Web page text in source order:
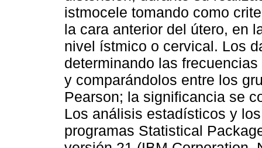
istmocele tomando como
la cara anterior del útero, en
nivel ístmico o cervical. Los
determinando las
y comparándolos entre los
Pearson; la significancia se
Los análisis estadísticos y
programas Statistical